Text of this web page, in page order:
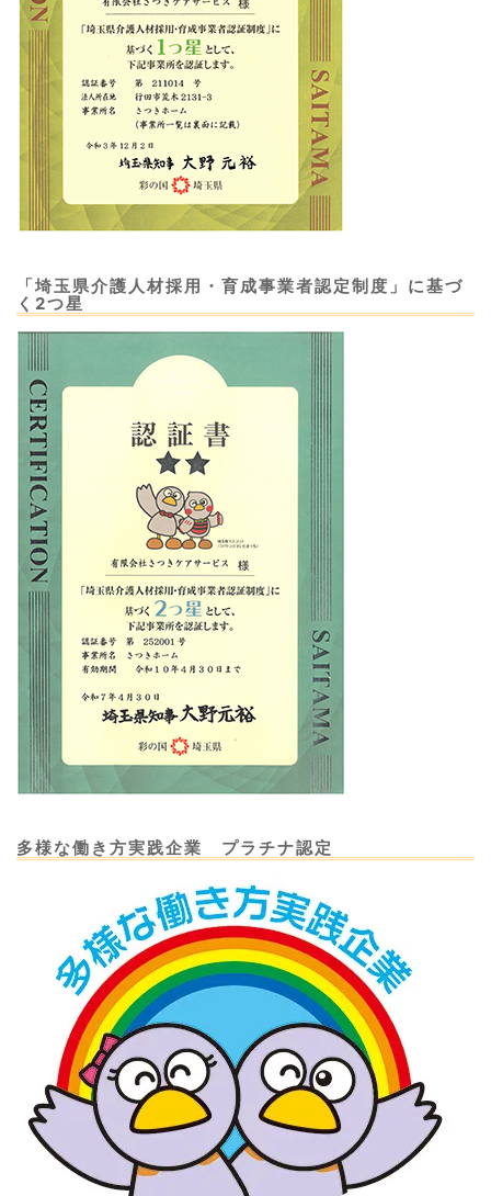
「埼玉県介護人材採用・育成事業者認定制度」に基づ
く2つ星
多様な働き方実践企業 プラチナ認定